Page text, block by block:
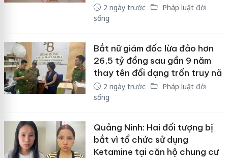
2 ngày trước
Pháp luật đời
sống
Bắt nữ giám đốc lừa đảo hơn
26,5 tỷ đồng sau gần 9 năm
thay tên đổi dạng trốn truy nã
2 ngày trước
Pháp luật đời
sống
Quảng Ninh: Hai đối tượng bị
bắt vì tổ chức sử dụng
Ketamine tại căn hộ chung cư